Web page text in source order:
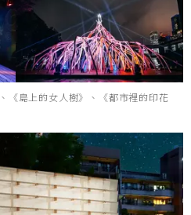
《島上的女人樹》、《都市裡的印花